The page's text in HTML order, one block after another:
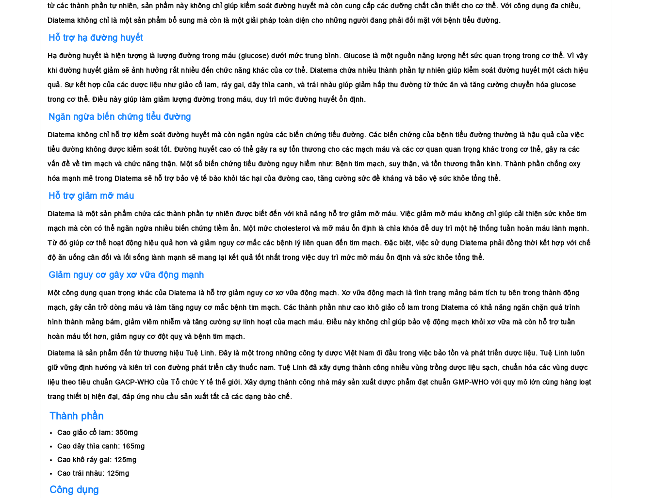
từ các thành phần tự nhiên, sản phẩm này không chỉ giúp kiểm soát đường huyết mà còn cung cấp các dưỡng chất cần thiết cho cơ thể. Với công dụng đa chiều,
Diatema không chỉ là một sản phẩm bổ sung mà còn là một giải pháp toàn diện cho những người đang phải đối mặt với bệnh tiểu đường.
Hỗ trợ hạ đường huyết
Hạ đường huyết là hiện tượng là lượng đường trong máu (glucose) dưới mức trung bình. Glucose là một nguồn năng lượng hết sức quan trọng trong cơ thể. Vì vậy
khi đường huyết giảm sẽ ảnh hưởng rất nhiều đến chức năng khác của cơ thể. Diatema chứa nhiều thành phần tự nhiên giúp kiểm soát đường huyết một cách hiệu
quả. Sự kết hợp của các dược liệu như giảo cổ lam, ráy gai, dây thìa canh, và trái nhàu giúp giảm hấp thu đường từ thức ăn và tăng cường chuyển hóa glucose
trong cơ thể. Điều này giúp làm giảm lượng đường trong máu, duy trì mức đường huyết ổn định.
Ngăn ngừa biến chứng tiểu đường
Diatema không chỉ hỗ trợ kiểm soát đường huyết mà còn ngăn ngừa các biến chứng tiểu đường. Các biến chứng của bệnh tiểu đường thường là hậu quả của việc
tiểu đường không được kiểm soát tốt. Đường huyết cao có thể gây ra sự tổn thương cho các mạch máu và các cơ quan quan trọng khác trong cơ thể, gây ra các
vấn đề về tim mạch và chức năng thận. Một số biến chứng tiểu đường nguy hiểm như: Bệnh tim mạch, suy thận, và tổn thương thần kinh. Thành phần chống oxy
hóa mạnh mẽ trong Diatema sẽ hỗ trợ bảo vệ tế bào khỏi tác hại của đường cao, tăng cường sức đề kháng và bảo vệ sức khỏe tổng thể.
Hỗ trợ giảm mỡ máu
Diatema là một sản phẩm chứa các thành phần tự nhiên được biết đến với khả năng hỗ trợ giảm mỡ máu. Việc giảm mỡ máu không chỉ giúp cải thiện sức khỏe tim
mạch mà còn có thể ngăn ngừa nhiều biến chứng tiềm ẩn. Một mức cholesterol và mỡ máu ổn định là chìa khóa để duy trì một hệ thống tuần hoàn máu lành mạnh.
Từ đó giúp cơ thể hoạt động hiệu quả hơn và giảm nguy cơ mắc các bệnh lý liên quan đến tim mạch. Đặc biệt, việc sử dụng Diatema phải đồng thời kết hợp với chế
độ ăn uống cân đối và lối sống lành mạnh sẽ mang lại kết quả tốt nhất trong việc duy trì mức mỡ máu ổn định và sức khỏe tổng thể.
Giảm nguy cơ gây xơ vữa động mạnh
Một công dụng quan trọng khác của Diatema là hỗ trợ giảm nguy cơ xơ vữa động mạch. Xơ vữa động mạch là tình trạng mảng bám tích tụ bên trong thành động
mạch, gây cản trở dòng máu và làm tăng nguy cơ mắc bệnh tim mạch. Các thành phần như cao khô giảo cổ lam trong Diatema có khả năng ngăn chặn quá trình
hình thành mảng bám, giảm viêm nhiễm và tăng cường sự linh hoạt của mạch máu. Điều này không chỉ giúp bảo vệ động mạch khỏi xơ vữa mà còn hỗ trợ tuần
hoàn máu tốt hơn, giảm nguy cơ đột quỵ và bệnh tim mạch.
Diatema là sản phẩm đến từ thương hiệu Tuệ Linh. Đây là một trong những công ty dược Việt Nam đi đầu trong việc bảo tồn và phát triển dược liệu. Tuệ Linh luôn
giữ vững định hướng và kiên trì con đường phát triển cây thuốc nam. Tuệ Linh đã xây dựng thành công nhiều vùng trồng dược liệu sạch, chuẩn hóa các vùng dược
liệu theo tiêu chuẩn GACP-WHO của Tổ chức Y tế thế giới. Xây dựng thành công nhà máy sản xuất dược phẩm đạt chuẩn GMP-WHO với quy mô lớn cùng hàng loạt
trang thiết bị hiện đại, đáp ứng nhu cầu sản xuất tất cả các dạng bào chế.
Thành phần
Cao giảo cổ lam: 350mg
Cao dây thìa canh: 165mg
Cao khô ráy gai: 125mg
Cao trái nhàu: 125mg
Công dụng